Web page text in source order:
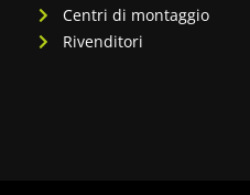
Centri di montaggio
Rivenditori